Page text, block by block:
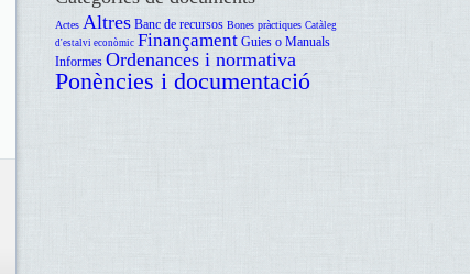
Actes Altres Banc de recursos Bones pràctiques Catàleg
d'estalvi econòmic Finançament Guies o Manuals
Informes Ordenances i normativa
Ponències i documentació